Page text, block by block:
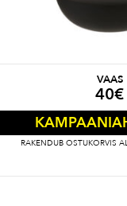
VAAS
40€
RAKENDUB OSTUKORVIS